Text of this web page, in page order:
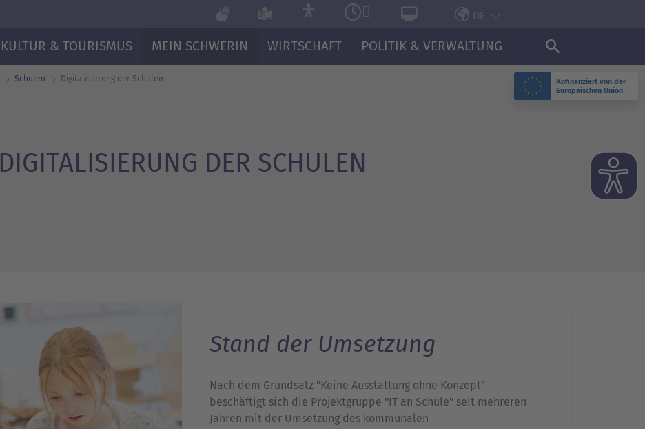
Kofinanziert von der
Europäischen Union
DE
KULTUR & TOURISMUS MEIN SCHWERIN WIRTSCHAFT POLITIK & VERWALTUNG
Schulen Digitalisierung der Schulen
DIGITALISIERUNG DER SCHULEN
Stand der Umsetzung
Nach dem Grundsatz "Keine Ausstattung ohne Konzept"
beschäftigt sich die Projektgruppe "IT an Schule" seit mehreren
Jahren mit der Umsetzung des kommunalen